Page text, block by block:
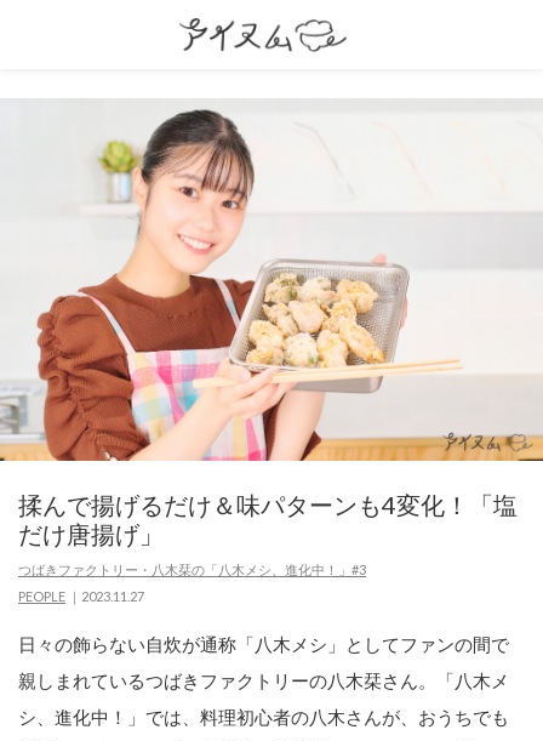
揉んで揚げるだけ＆味パターンも4変化！「塩
だけ唐揚げ」
つばきファクトリー・八木栞の「八木メシ、進化中！」#3
PEOPLE
2023.11.27
日々の飾らない自炊が通称「八木メシ」としてファンの間で
親しまれているつばきファクトリーの八木栞さん。「八木メ
シ、進化中！」では、料理初心者の八木さんが、おうちでも